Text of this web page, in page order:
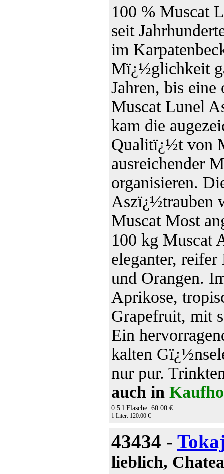
100 % Muscat
seit
im
Mï¿½glichkeit
Jahren, bis eine
Muscat Lunel
kam die
Qualitï¿½t von
ausreichender
organisieren.
Aszï¿½trauben
Muscat Most
100 kg Muscat
eleganter,
und Orangen.
Aprikose,
Grapefruit, mit
Ein
kalten
nur pur.
auch in
0.5 l Flasche: 60.00 €
1 Liter: 120.00 €
43434 -
lieblich,